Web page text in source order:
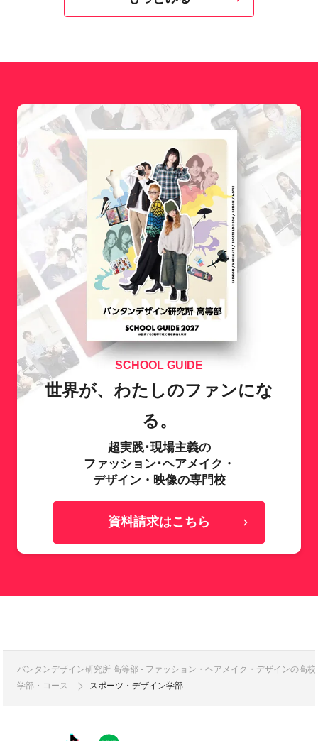
SCHOOL GUIDE
世界が、わたしのファンにな
る。
超実践･現場主義の
ファッション･ヘアメイク・
デザイン・映像の専門校
資料請求はこちら
バンタンデザイン研究所 高等部 - ファッション・ヘアメイク・デザインの高
学部・コース
スポーツ・デザイン学部